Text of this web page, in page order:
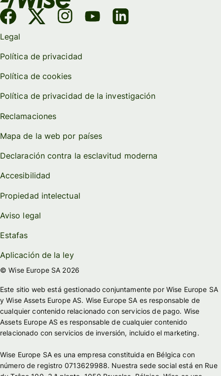
Legal
Política de privacidad
Política de cookies
Política de privacidad de la investigación
Reclamaciones
Mapa de la web por países
Declaración contra la esclavitud moderna
Accesibilidad
Propiedad intelectual
Aviso legal
Estafas
Aplicación de la ley
© Wise Europe SA 2026
Este sitio web está gestionado conjuntamente por Wise Europe SA
y Wise Assets Europe AS. Wise Europe SA es responsable de
cualquier contenido relacionado con servicios de pago. Wise
Assets Europe AS es responsable de cualquier contenido
relacionado con servicios de inversión, incluido el marketing.
Wise Europe SA es una empresa constituida en Bélgica con
número de registro 0713629988. Nuestra sede social está en Rue